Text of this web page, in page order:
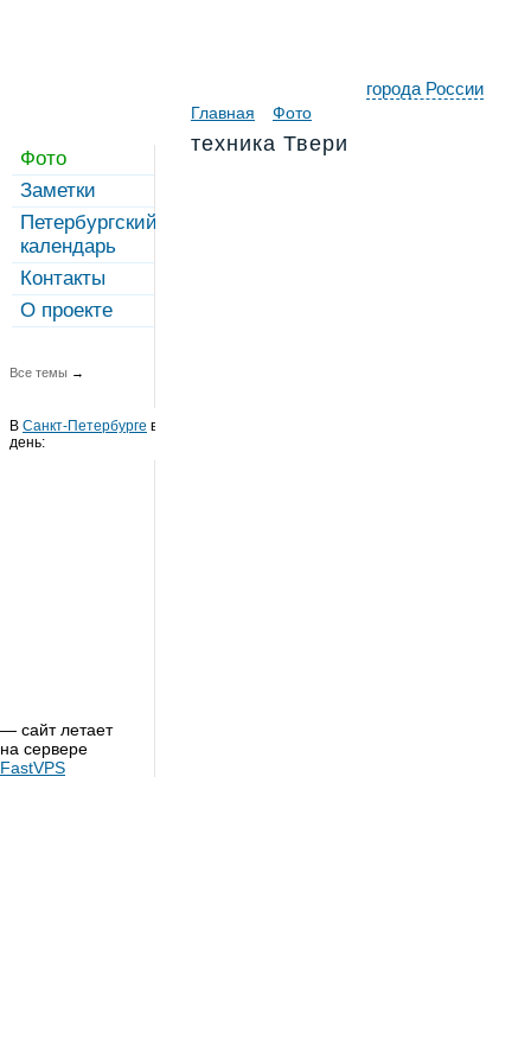
города России
Фото
Заметки
Петербургский
календарь
Контакты
О проекте
Все темы →
В Санкт-Петербурге в этот
день:
— сайт летает
на сервере
FastVPS
Главная Фото
техника Твери